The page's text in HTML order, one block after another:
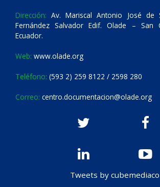
Dirección: Av. Mariscal Antonio José de
Fernández Salvador Edif. Olade – San
Ecuador.
Web: www.olade.org
Teléfono: (593 2) 259 8122 / 2598 280
Correo: centro.documentacion@olade.org
Tweets by cubemediaco